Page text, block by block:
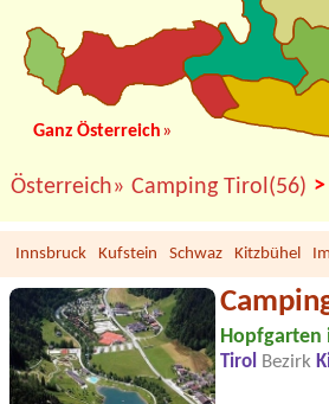
Ganz Österreich»
Österreich» Camping Tirol(56) >
Innsbruck Kufstein Schwaz Kitzbühel
Hopfgarten
Tirol Bezirk